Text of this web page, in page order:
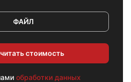
стоимость
ФАЙЛ
обработки данных